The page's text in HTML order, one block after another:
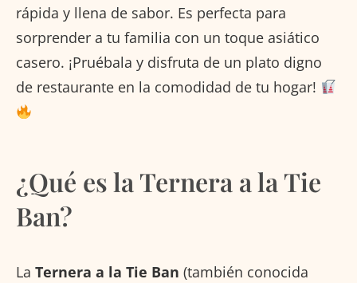
rápida y llena de sabor. Es perfecta para
sorprender a tu familia con un toque asiático
casero. ¡Pruébala y disfruta de un plato digno
de restaurante en la comodidad de tu hogar!
¿Qué es la Ternera a la Tie
Ban?
La Ternera a la Tie Ban (también conocida